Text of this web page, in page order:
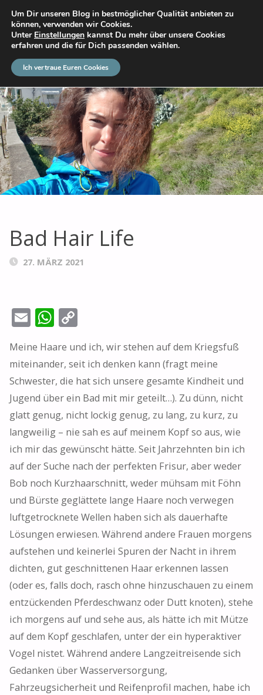
DAS GROSSE ABENTEUER
Bad Hair Life
27. MÄRZ 2021
E
ai
l
W
at
s
A
p
p
p
y
Li
n
k
Meine Haare und ich, wir stehen auf dem Kriegsfuß
miteinander, seit ich denken kann (fragt meine
Schwester, die hat sich unsere gesamte Kindheit und
Jugend über ein Bad mit mir geteilt…). Zu dünn, nicht
glatt genug, nicht lockig genug, zu lang, zu kurz, zu
langweilig – nie sah es auf meinem Kopf so aus, wie
ich mir das gewünscht hätte. Seit Jahrzehnten bin ich
auf der Suche nach der perfekten Frisur, aber weder
Bob noch Kurzhaarschnitt, weder mühsam mit Föhn
und Bürste geglättete lange Haare noch verwegen
luftgetrocknete Wellen haben sich als dauerhafte
Lösungen erwiesen. Während andere Frauen morgens
aufstehen und keinerlei Spuren der Nacht in ihrem
dichten, gut geschnittenen Haar erkennen lassen
(oder es, falls doch, rasch ohne hinzuschauen zu einem
entzückenden Pferdeschwanz oder Dutt knoten), stehe
ich morgens auf und sehe aus, als hätte ich mit Mütze
auf dem Kopf geschlafen, unter der ein hyperaktiver
Vogel nistet. Während andere Langzeitreisende sich
Gedanken über Wasserversorgung,
Fahrzeugsicherheit und Reifenprofil machen, habe ich
Um Dir unseren Blog in bestmöglicher Qualität anbieten zu
können, verwenden wir Cookies.
Unter Einstellungen kannst Du mehr über unsere Cookies
erfahren und die für Dich passenden wählen.
Ich vertraue Euren Cookies